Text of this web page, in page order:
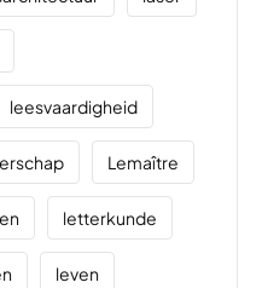
leesvaardigheid
Lemaître
letterkunde
leven